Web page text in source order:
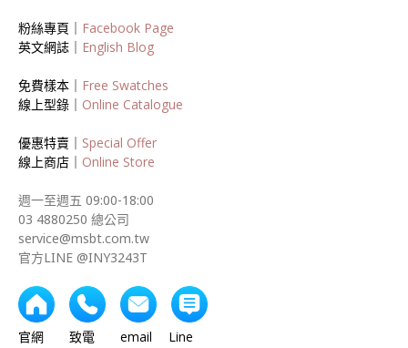
粉絲專頁｜ Facebook Page
英文網誌｜ English Blog
免費樣本｜ Free Swatches
線上型錄｜ Online Catalogue
優惠特賣｜ Special Offer
線上商店｜ Online Store
週一至週五 09:00-18:00
03 4880250 總公司
service@msbt.com.tw
官方LINE @INY3243T
官網 致電 email Line